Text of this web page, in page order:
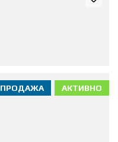
АКТИВНО
ПРОДАЖА